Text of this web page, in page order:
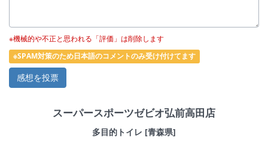
※機械的や不正と思われる「評価」は削除します
※SPAM対策のため日本語のコメントのみ受け付けてます
スーパースポーツゼビオ弘前高田店
多目的トイレ [青森県]